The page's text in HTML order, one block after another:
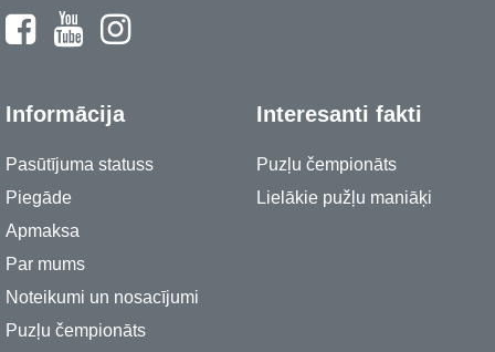
Informācija
Pasūtījuma statuss
Piegāde
Apmaksa
Par mums
Noteikumi un nosacījumi
Puzļu čempionāts
Interesanti fakti
Puzļu čempionāts
Lielākie pužļu maniāķi